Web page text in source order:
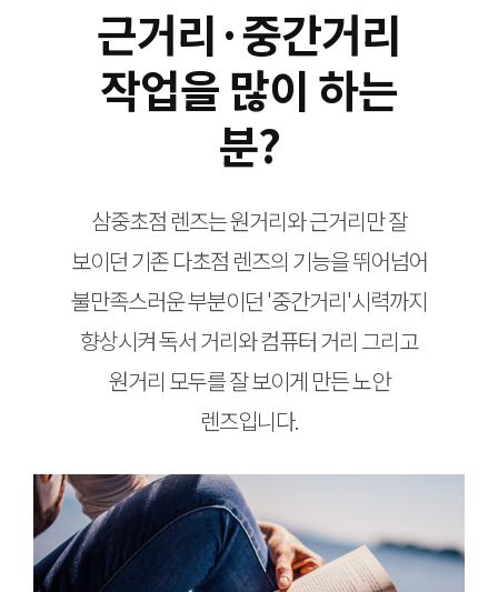
근거리·중간거리
작업을 많이 하는
분?
삼중초점 렌즈는 원거리와 근거리만 잘
보이던 기존 다초점 렌즈의 기능을 뛰어넘어
불만족스러운 부분이던 '중간거리'시력까지
향상시켜독서 거리와 컴퓨터 거리 그리고
원거리 모두를 잘 보이게 만든 노안
렌즈입니다.